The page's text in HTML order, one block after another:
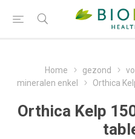
Home gezond
mineralen enkel
Orthica
Orthica Kelp